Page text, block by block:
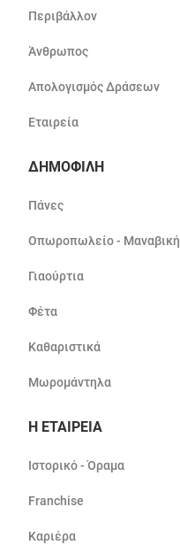
Περιβάλλον
Άνθρωπος
Απολογισμός Δράσεων
Εταιρεία
ΔΗΜΟΦΙΛΗ
Πάνες
Οπωροπωλείο - Μαναβική
Γιαούρτια
Φέτα
Καθαριστικά
Μωρομάντηλα
Η ΕΤΑΙΡΕΙΑ
Ιστορικό - Όραμα
Franchise
Καριέρα